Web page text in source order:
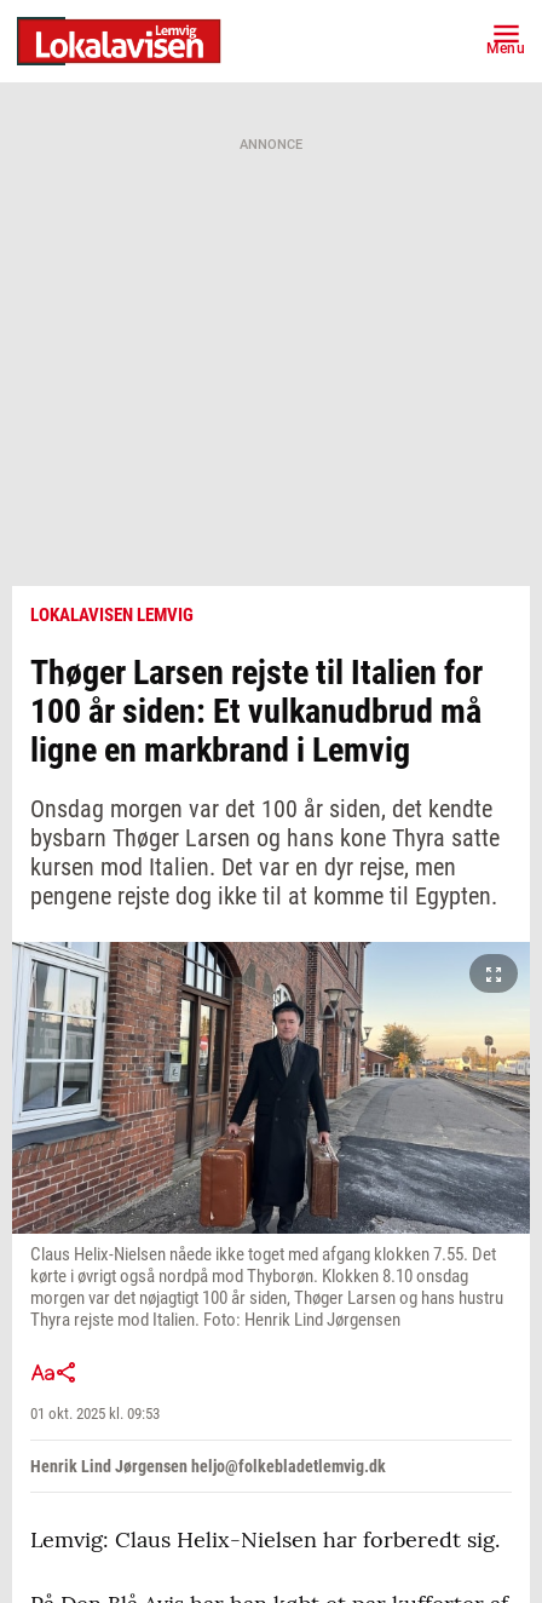
Menu
ANNONCE
LOKALAVISEN LEMVIG
Thøger Larsen rejste til Italien for
100 år siden: Et vulkanudbrud må
ligne en markbrand i Lemvig
Onsdag morgen var det 100 år siden, det kendte
bysbarn Thøger Larsen og hans kone Thyra satte
kursen mod Italien. Det var en dyr rejse, men
pengene rejste dog ikke til at komme til Egypten.
Claus Helix-Nielsen nåede ikke toget med afgang klokken 7.55. Det
kørte i øvrigt også nordpå mod Thyborøn. Klokken 8.10 onsdag
morgen var det nøjagtigt 100 år siden, Thøger Larsen og hans hustru
Thyra rejste mod Italien. Foto: Henrik Lind Jørgensen
01 okt. 2025 kl. 09:53
Henrik Lind Jørgensen heljo@folkebladetlemvig.dk
Lemvig: Claus Helix-Nielsen har forberedt sig.